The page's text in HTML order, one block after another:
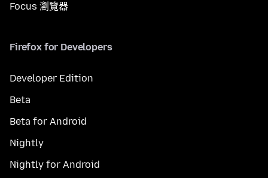
Focus 瀏覽器
Firefox for Developers
Developer Edition
Beta
Beta for Android
Nightly
Nightly for Android